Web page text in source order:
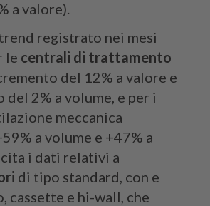
a valore).
registrato nei mesi
le centrali di trattamento
del 12% a valore e
del 2% a volume, e per i
meccanica
a volume e +47% a
i dati relativi a
di tipo standard, con e
cassette e hi-wall, che